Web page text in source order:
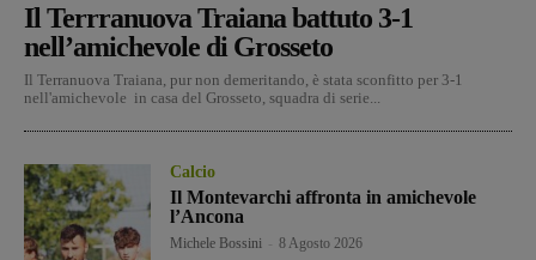
Il Terrranuova Traiana battuto 3-1
nell’amichevole di Grosseto
Il Terranuova Traiana, pur non demeritando, è stata sconfitto per 3-1
nell'amichevole in casa del Grosseto, squadra di serie...
Calcio
Il Montevarchi affronta in amichevole
l’Ancona
Michele Bossini 8 Agosto 2026